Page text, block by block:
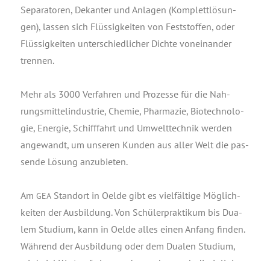
Sepa­ra­to­ren, Dekan­ter und Anla­gen (Kom­plett­lö­sun­
gen), las­sen sich Flüs­sig­kei­ten von Fest­stof­fen, oder
Flüs­sig­kei­ten unter­schied­li­cher Dich­te von­ein­an­der
trennen.
Mehr als 3000 Ver­fah­ren und Pro­zes­se für die Nah­
rungs­mit­tel­in­dus­trie, Che­mie, Phar­ma­zie, Bio­tech­no­lo­
gie, Ener­gie, Schiff­fahrt und Umwelt­tech­nik wer­den
ange­wandt, um unse­ren Kun­den aus aller Welt die pas­
sen­de Lösung anzubieten.
AmGEA Stand­ort in Oel­de gibt es viel­fäl­ti­ge Mög­lich­
kei­ten der Aus­bil­dung. Von Schü­ler­prak­ti­kum bis Dua­
lem Stu­di­um, kann in Oel­de alles einen Anfang fin­den.
Wäh­rend der Aus­bil­dung oder dem Dua­len Stu­di­um,